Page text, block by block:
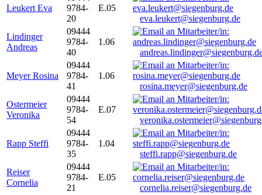
Leukert Eva
9784-
20
E.05
eva.leukert@siegenburg.de
Lindinger
Andreas
09444
9784-
40
1.06
Meyer Rosina
09444
9784-
41
1.06
rosina.meyer@siegenburg.de
Ostermeier
Veronika
09444
9784-
54
E.07
Rapp Steffi
09444
9784-
35
1.04
steffi.rapp@siegenburg.de
Reiser
Cornelia
09444
9784-
21
E.05
cornelia.reiser@siegenburg.de